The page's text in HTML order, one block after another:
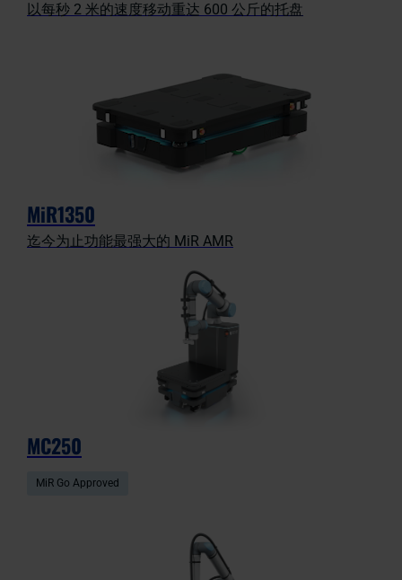
以每秒 2 米的速度移动重达 600 公斤的托盘
MiR1350
迄今为止功能最强大的 MiR AMR
MC250
MiR Go Approved